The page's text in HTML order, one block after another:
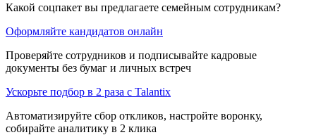
Какой соцпакет вы предлагаете семейным сотрудникам?
Оформляйте кандидатов онлайн
Проверяйте сотрудников и подписывайте кадровые
документы без бумаг и личных встреч
Ускорьте подбор в 2 раза с Talantix
Автоматизируйте сбор откликов, настройте воронку,
собирайте аналитику в 2 клика